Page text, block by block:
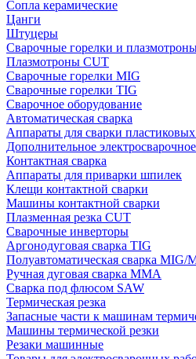
Сопла керамические
Цанги
Штуцеры
Сварочные горелки и
Плазмотроны CUT
Сварочные горелки MIG
Сварочные горелки TIG
Сварочное оборудование
Автоматическая сварка
Аппараты для сварки
Дополнительное
Контактная сварка
Аппараты для приварки шпилек
Клещи контактной сварки
Машины контактной сварки
Плазменная резка CUT
Сварочные инверторы
Аргонодуговая сварка TIG
Полуавтоматическая сварка MIG/
Ручная дуговая сварка MMA
Сварка под флюсом SAW
Термическая резка
Запасные части к машинам
Машины термической резки
Резаки машинные